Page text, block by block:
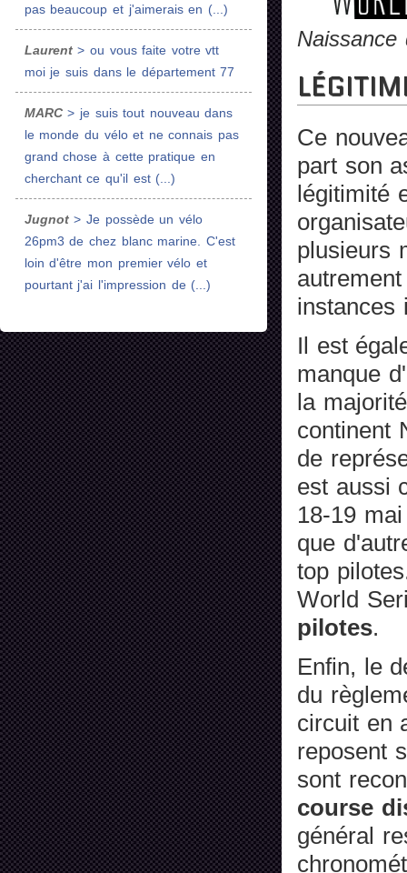
Naissance
Ce
part son
légitimité
plusieurs
instances
Il est
manque
la
continent
de
est aussi
18-19
que
top
World
pilotes.
Enfin, le
du
circuit en
reposent
sont
course
général
pas beaucoup et j'aimerais en (...)
Laurent> ou vous faite votre vtt
moi je suis dans le département 77
MARC> je suis tout nouveau dans
le monde du vélo et ne connais pas
grand chose à cette pratique en
cherchant ce qu'il est (...)
Jugnot> Je possède un vélo
26pm3 de chez blanc marine. C'est
loin d'être mon premier vélo et
pourtant j'ai l'impression de (...)